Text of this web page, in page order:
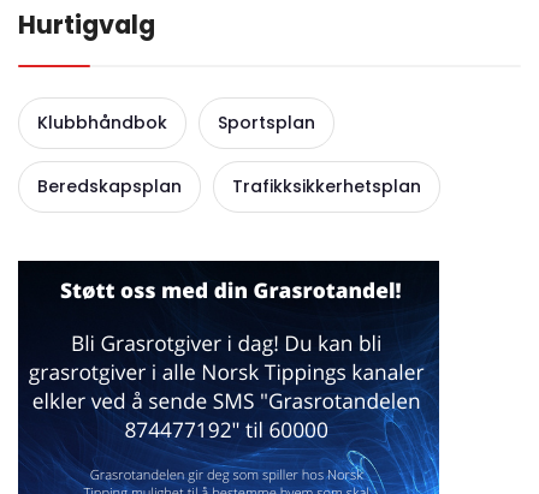
Hurtigvalg
Klubbhåndbok Sportsplan
Beredskapsplan Trafikksikkerhetsplan